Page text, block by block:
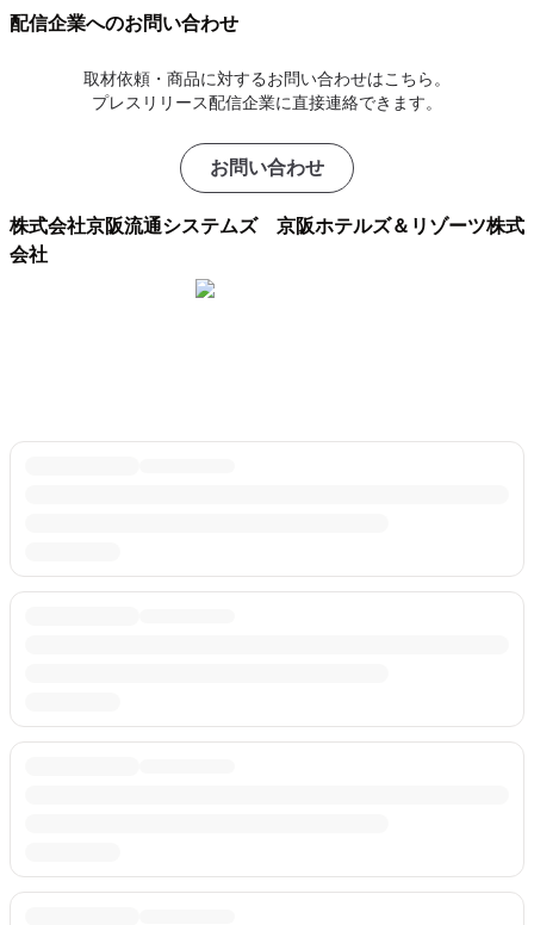
配信企業へのお問い合わせ
取材依頼・商品に対するお問い合わせはこちら。
プレスリリース配信企業に直接連絡できます。
お問い合わせ
株式会社京阪流通システムズ 京阪ホテルズ＆リゾーツ株式
会社